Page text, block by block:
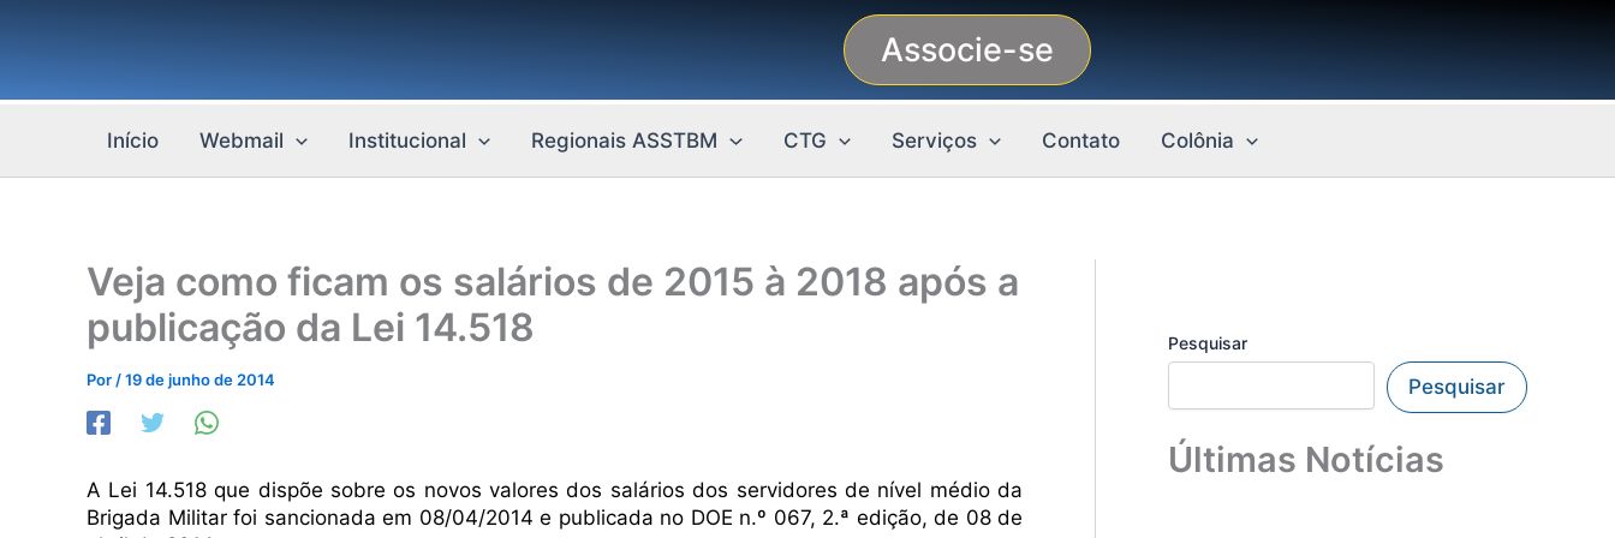
conteúdo
Associe-se
Início Webmail Institucional Regionais ASSTBM CTG Serviços Contato Colônia
Veja como ficam os salários de 2015 à 2018 após a
publicação da Lei 14.518
Por /19 de junho de 2014
A Lei 14.518 que dispõe sobre os novos valores dos salários dos servidores de nível médio da
Brigada Militar foi sancionada em 08/04/2014 e publicada no DOE n.º 067, 2.ª edição, de 08 de
Pesquisar
Pesquisar
Últimas Notícias